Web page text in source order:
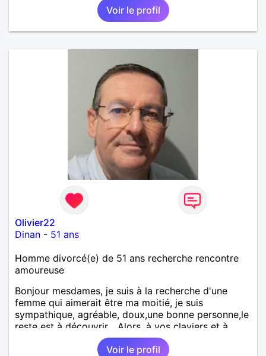
Voir le profil
Olivier22
Dinan - 51 ans
Homme divorcé(e) de 51 ans recherche rencontre
amoureuse
Bonjour mesdames, je suis à la recherche d'une
femme qui aimerait être ma moitié, je suis
sympathique, agréable, doux,une bonne personne,le
reste est à découvrir... Alors, à vos claviers et à
Voir le profil